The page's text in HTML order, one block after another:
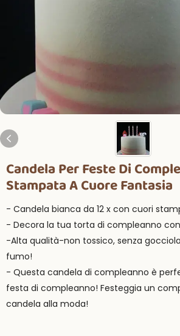
Candela Per Feste Di
Stampata A Cuore Fantasia
- Candela bianca da 12 x con cuori
- Decora la tua torta di compleanno
-Alta qualità-non tossico, senza
fumo!
- Questa candela di compleanno è
festa di compleanno! Festeggia un
candela alla moda!